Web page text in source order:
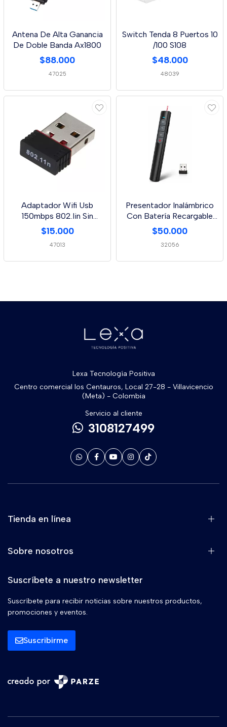
Antena De Alta Ganancia
De Doble Banda Ax1800
$88.000
47025
Switch Tenda 8 Puertos 10
/100 S108
$48.000
48039
Adaptador Wifi Usb
150mbps 802.Iin Sin
Antena
$15.000
47013
Presentador Inalámbrico
Con Batería Recargable
De 2.4g
$50.000
32056
Lexa Tecnología Positiva
Centro comercial los Centauros, Local 27-28 - Villavicencio
(Meta) - Colombia
Servicio al cliente
3108127499
Tienda en línea
Sobre nosotros
Suscríbete a nuestro newsletter
Suscríbete para recibir noticias sobre nuestros productos,
promociones y eventos.
Suscribirme